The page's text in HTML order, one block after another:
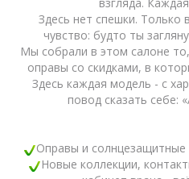
взгляда.
Здесь нет спешки. Только
чувство: будто ты
Мы собрали в этом салоне
оправы со скидками, в
Здесь каждая модель - с
повод сказать себе:
Оправы и солнцезащитные
Новые коллекции,